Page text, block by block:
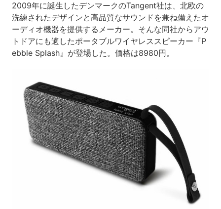
2009年に誕生したデンマークのTangent社は、北欧の
洗練されたデザインと高品質なサウンドを兼ね備えたオ
ーディオ機器を提供するメーカー。そんな同社からアウ
トドアにも適したポータブルワイヤレススピーカー『P
ebble Splash』が登場した。価格は8980円。